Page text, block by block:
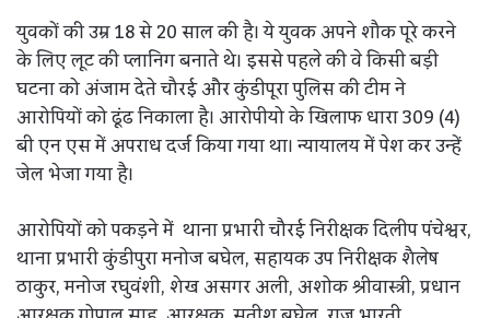
युवकों की उम्र 18 से 20 साल की है। ये युवक अपने शौक पूरे करने
के लिए लूट की प्लानिग बनाते थे। इससे पहले की वे किसी बड़ी
घटना को अंजाम देते चौरई और कुंडीपूरा पुलिस की टीम ने
आरोपियों को ढूंढ निकाला है। आरोपीयो के खिलाफ धारा 309 (4)
बी एन एस में अपराध दर्ज किया गया था। न्यायालय में पेश कर उन्हें
जेल भेजा गया है।
आरोपियों को पकड़ने में थाना प्रभारी चौरई निरीक्षक दिलीप पंचेश्वर,
थाना प्रभारी कुंडीपुरा मनोज बघेल, सहायक उप निरीक्षक शैलेष
ठाकुर, मनोज रघुवंशी, शेख असगर अली, अशोक श्रीवास्त्री, प्रधान